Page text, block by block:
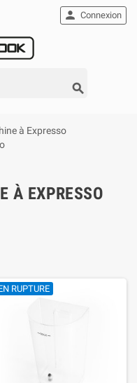

 Connexion
à Expresso
À EXPRESSO
RUPTURE